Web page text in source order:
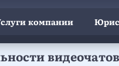
компании